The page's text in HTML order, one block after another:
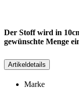
Der Stoff wird in
gewünschte Menge
Artikeldetails
Marke